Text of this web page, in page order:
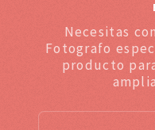
Necesitas
Fotografo
producto